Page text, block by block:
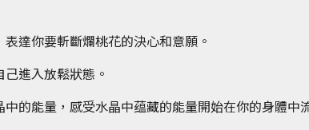
達你要斬斷爛桃花的決心和意願。
進入放鬆狀態。
的能量，感受水晶中蕴藏的能量開始在你的身體中